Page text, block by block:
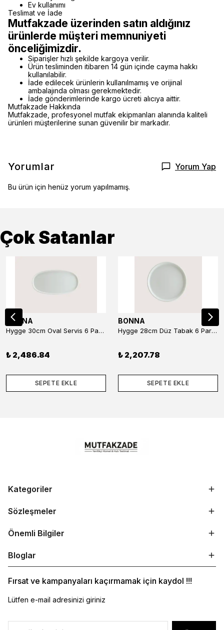
Ev kullanımı
Teslimat ve İade
Mutfakzade üzerinden satın aldığınız
ürünlerde müşteri memnuniyeti
önceliğimizdir.
Siparişler hızlı şekilde kargoya verilir.
Ürün tesliminden itibaren 14 gün içinde cayma hakkı
kullanılabilir.
İade edilecek ürünlerin kullanılmamış ve orijinal
ambalajında olması gerekmektedir.
İade gönderimlerinde kargo ücreti alıcıya aittir.
Mutfakzade Hakkında
Mutfakzade, profesyonel mutfak ekipmanları alanında kaliteli
ürünleri müşterilerine sunan güvenilir bir markadır.
Yorumlar Yorum Yap
Bu ürün için henüz yorum yapılmamış.
Çok Satanlar
BONNA
Hygge 30cm Oval Servis 6 Parça
₺ 2,486.84
SEPETE EKLE
BONNA
Hygge 28cm Düz Tabak 6 Parça
₺ 2,207.78
SEPETE EKLE
Kategoriler
Sözleşmeler
Önemli Bilgiler
Bloglar
Fırsat ve kampanyaları kaçırmamak için kaydol !!!
Lütfen e-mail adresinizi giriniz